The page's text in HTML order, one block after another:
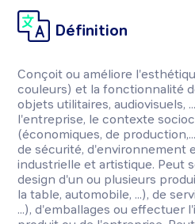
Définition
Conçoit ou améliore
couleurs) et la fonctionnalité
objets utilitaires, audiovisuels,
l'entreprise, le contexte
(économiques, de
de sécurité, d'environnement
industrielle et artistique. Peut
design d'un ou plusieurs
la table, automobile, ...), de
...), d'emballages ou effectuer